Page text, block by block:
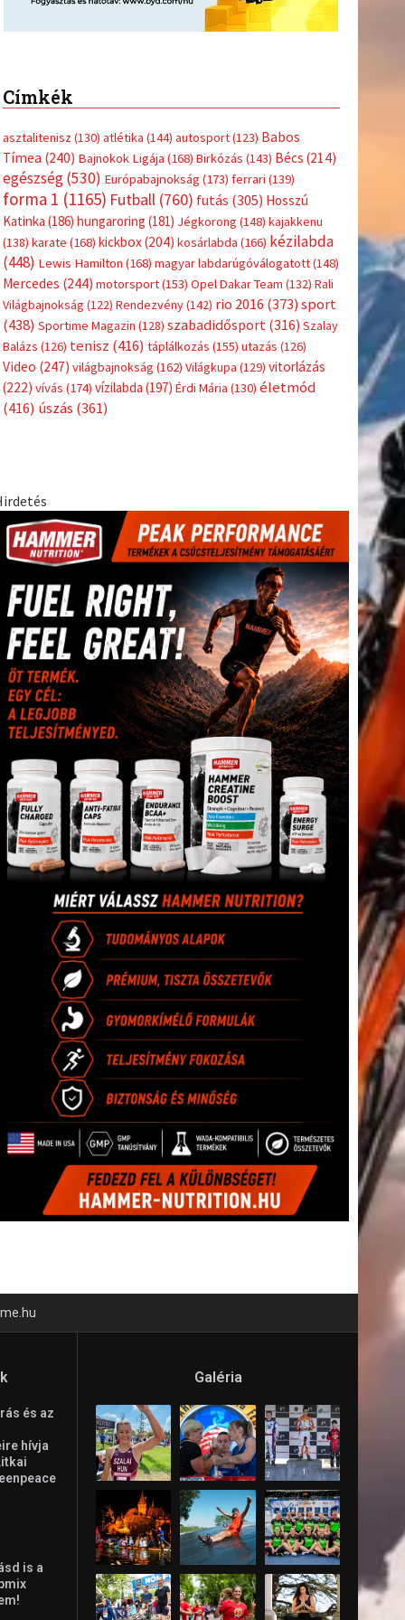
Címkék
asztalitenisz (130) atlétika (144) autosport(123) Babos
Tímea (240) Bajnokok Ligája (168) Birkózás (143) Bécs (214)
egészség(530) Európabajnokság (173) ferrari (139)
forma 1 (1165) Futball(760) futás (305) Hosszú
Katinka (186) hungaroring (181) Jégkorong (148) kajakkenu
(138) karate (168) kickbox(204) kosárlabda (166) kézilabda
(448) Lewis Hamilton (168) magyar labdarúgóválogatott(148)
Mercedes (244) motorsport(153) Opel Dakar Team (132) Rali
Világbajnokság (122) Rendezvény(142) rio 2016 (373) sport
(438) Sportime Magazin (128) szabadidősport (316) Szalay
Balázs (126) tenisz (416) táplálkozás (155) utazás (126)
Video (247) világbajnokság (162) Világkupa (129) vitorlázás
(222) vívás (174) vízilabda (197) Érdi Mária (130) életmód
(416) úszás (361)
és az
hívja
is a
Galéria